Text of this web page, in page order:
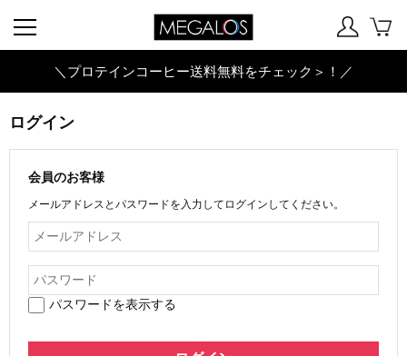
＼プロテインコーヒー送料無料をチェック＞！／
ログイン
会員のお客様
メールアドレスとパスワードを入力してログインしてください。
パスワードを表示する